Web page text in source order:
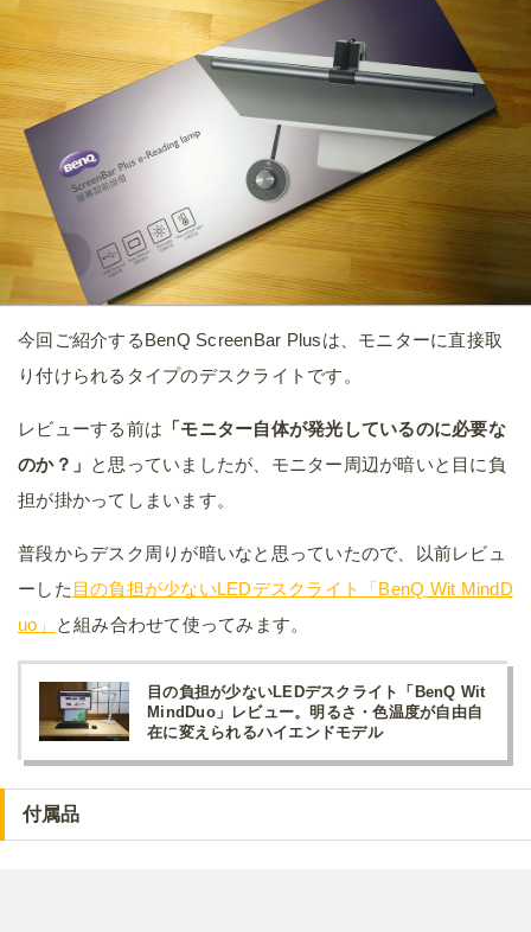
今回ご紹介するBenQ ScreenBar Plusは、モニターに直接取
り付けられるタイプのデスクライトです。
レビューする前は 「モニター自体が発光しているのに必要な
のか？」 と思っていましたが、モニター周辺が暗いと目に負
担が掛かってしまいます。
普段からデスク周りが暗いなと思っていたので、以前レビュ
ーした 目の負担が少ないLEDデスクライト「BenQ Wit MindD
uo」
と組み合わせて使ってみます。
目の負担が少ないLEDデスクライト「BenQ Wit
MindDuo」レビュー。明るさ・色温度が自由自
在に変えられるハイエンドモデル
付属品